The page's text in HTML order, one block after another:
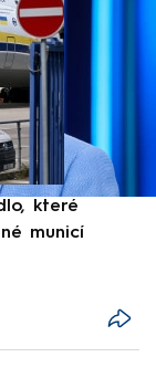
které
municí